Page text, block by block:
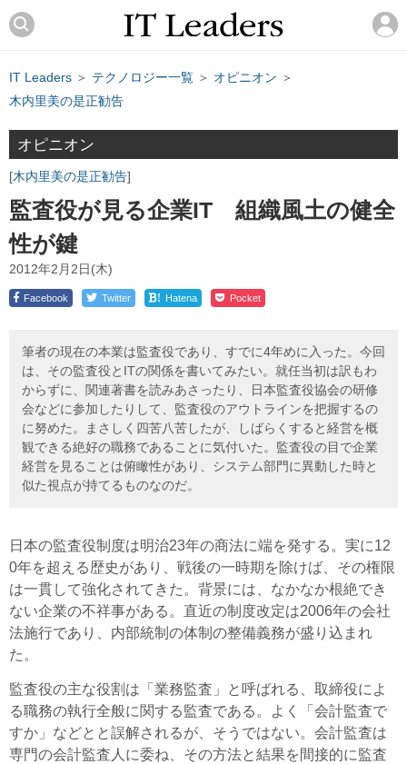
IT Leaders ＞ テクノロジー一覧 ＞ オピニオン ＞
木内里美の是正勧告
オピニオン
木内里美の是正勧告
監査役が見る企業IT 組織風土の健全
性が鍵
2012年2月2日(木)
Facebook Twitter ! Hatena Pocket
筆者の現在の本業は監査役であり、すでに4年めに入った。今回
は、その監査役とITの関係を書いてみたい。就任当初は訳もわ
からずに、関連著書を読みあさったり、日本監査役協会の研修
会などに参加したりして、監査役のアウトラインを把握するの
に努めた。まさしく四苦八苦したが、しばらくすると経営を概
観できる絶好の職務であることに気付いた。監査役の目で企業
経営を見ることは俯瞰性があり、システム部門に異動した時と
似た視点が持てるものなのだ。
日本の監査役制度は明治23年の商法に端を発する。実に12
0年を超える歴史があり、戦後の一時期を除けば、その権限
は一貫して強化されてきた。背景には、なかなか根絶でき
ない企業の不祥事がある。直近の制度改定は2006年の会社
法施行であり、内部統制の体制の整備義務が盛り込まれ
た。
監査役の主な役割は「業務監査」と呼ばれる、取締役によ
る職務の執行全般に関する監査である。よく「会計監査で
すか」などとと誤解されるが、そうではない。会計監査は
専門の会計監査人に委ね、その方法と結果を間接的に監査